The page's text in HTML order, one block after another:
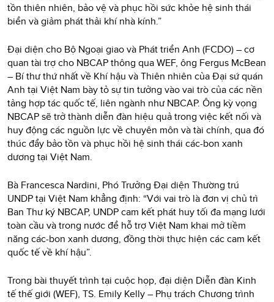
tồn thiên nhiên, bảo vệ và phục hồi sức khỏe hệ sinh thái
biển và giảm phát thải khí nhà kính.”
Đại diện cho Bộ Ngoại giao và Phát triển Anh (FCDO) – cơ
quan tài trợ cho NBCAP thông qua WEF, ông Fergus McBean
– Bí thư thứ nhất về Khí hậu và Thiên nhiên của Đại sứ quán
Anh tại Việt Nam bày tỏ sự tin tưởng vào vai trò của các nền
tảng hợp tác quốc tế, liên ngành như NBCAP. Ông kỳ vọng
NBCAP sẽ trở thành diễn đàn hiệu quả trong việc kết nối và
huy động các nguồn lực về chuyên môn và tài chính, qua đó
thúc đẩy bảo tồn và phục hồi hệ sinh thái các-bon xanh
dương tại Việt Nam.
Bà Francesca Nardini, Phó Trưởng Đại diện Thường trú
UNDP tại Việt Nam khẳng định: “Với vai trò là đơn vị chủ trì
Ban Thư ký NBCAP, UNDP cam kết phát huy tối đa mạng lưới
toàn cầu và trong nước để hỗ trợ Việt Nam khai mở tiềm
năng các-bon xanh dương, đồng thời thực hiện các cam kết
quốc tế về khí hậu”.
Trong bài thuyết trình tại cuộc họp, đại diện Diễn đàn Kinh
tế thế giới (WEF), TS. Emily Kelly – Phụ trách Chương trình